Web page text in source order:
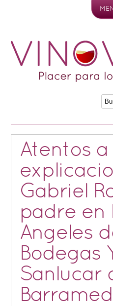
Atentos a
Gabriel
padre en
Angeles
Bodegas
Sanlucar